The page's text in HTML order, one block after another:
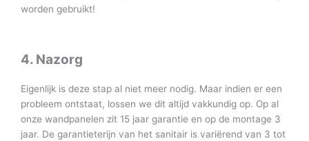
worden gebruikt!
4. Nazorg
Eigenlijk is deze stap al niet meer nodig. Maar indien er een
probleem ontstaat, lossen we dit altijd vakkundig op. Op al
onze wandpanelen zit 15 jaar garantie en op de montage 3
jaar. De garantieterijn van het sanitair is variërend van 3 tot